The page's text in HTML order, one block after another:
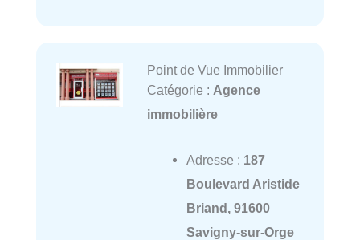
Point de Vue Immobilier
Catégorie : Agence
immobilière
Adresse : 187
Boulevard Aristide
Briand, 91600
Savigny-sur-Orge